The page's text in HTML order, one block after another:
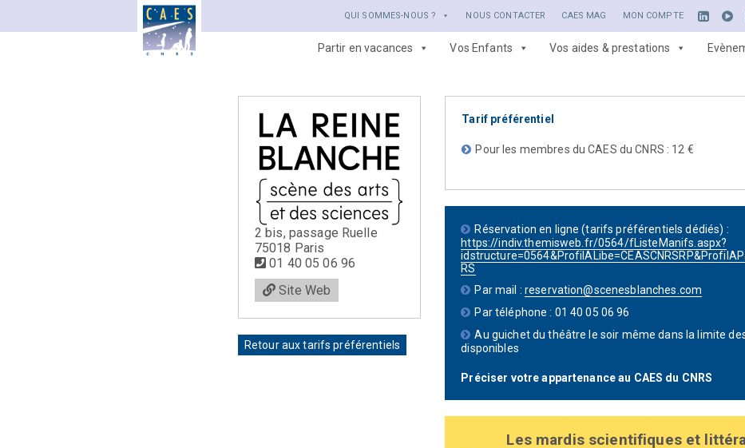
QUI SOMMES-NOUS ? NOUS CONTACTER CAES MAG MON COMPTE
Partir en vacances Vos Enfants Vos aides & prestations
2 bis, passage Ruelle
75018 Paris
01 40 05 06 96
Site Web
Retour aux tarifs préférentiels
Tarif préférentiel
Pour les membres du CAES du CNRS : 12 €
Réservation en ligne (tarifs préférentiels dédiés) :
https://indiv.themisweb.fr/0564/fListeManifs.aspx?
RS
Par mail : reservation@scenesblanches.com
Par téléphone : 01 40 05 06 96
Au guichet du théâtre le soir même dans la limite
disponibles
Préciser votre appartenance au CAES du CNRS
Les mardis scientifiques et